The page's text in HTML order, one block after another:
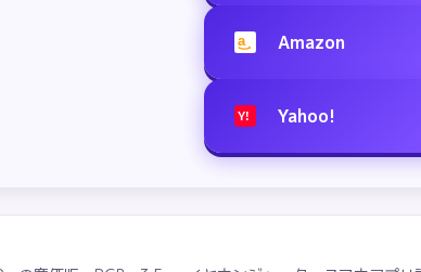
a Amazon
Y! Yahoo!